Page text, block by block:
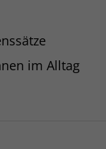
im Alltag